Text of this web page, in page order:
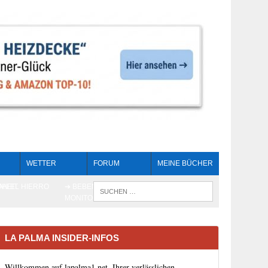
WETTER FORUM MEINE BÜCHER
LA PALMA INSIDER-INFOS